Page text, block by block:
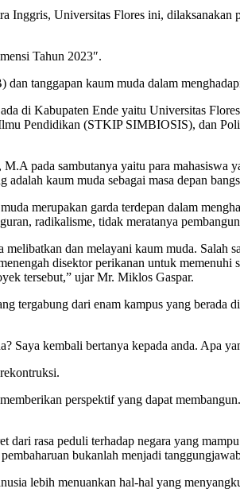
Universitas Flores ini,
Tahun 2023″.
tanggapan kaum muda dalam
di Kabupaten Ende yaitu Universitas
Pendidikan (STKIP SIMBIOSIS), dan
pada sambutanya yaitu para mahasiswa
kaum muda sebagai masa depan
merupakan garda terdepan dalam
radikalisme, tidak meratanya
dan melayani kaum muda.
disektor perikanan untuk memenuhi
tersebut,” ujar Mr. Miklos Gaspar.
tergabung dari enam kampus yang
Saya kembali bertanya kepada anda. Apa
perspektif yang dapat
rasa peduli terhadap negara yang
bukanlah menjadi
lebih menuankan hal-hal yang